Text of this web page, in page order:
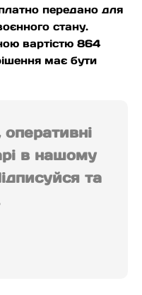
передано для
стану.
вартістю 864
має бути
оперативні
в нашому
та